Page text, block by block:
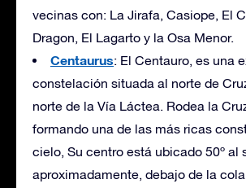
vecinas con: La Jirafa, Casiope, El
Dragon, El Lagarto y la Osa Menor.
Centaurus: El Centauro, es una
constelación situada al norte de
norte de la Vía Láctea. Rodea la
formando una de las más ricas
cielo, Su centro está ubicado 50º al
aproximadamente, debajo de la